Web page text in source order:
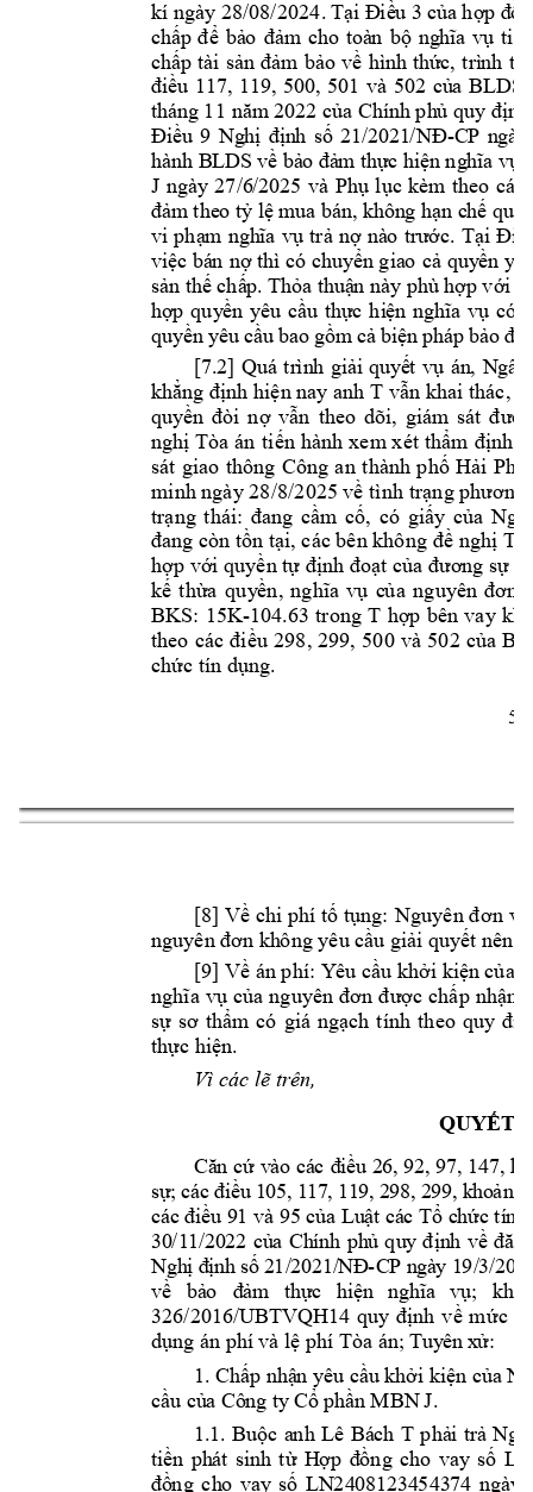
55
kí ngày 28/08/2024. Tại Điều 3 của hợp đồn
chấp để bảo đảm cho toàn bộ nghĩa vụ tiệ
chấp tài sản đảm bảo về hình thức, trình tự
điều 117, 119, 500, 501 và 502 của BLD
tháng 11 năm 2022 của Chính phủ quy địn
Điều 9 Nghị định số 21/2021/NĐ-CP ngày
hành BLDS về bảo đảm thực hiện nghĩa vụ.
J ngày 27/6/2025 và Phụ lục kèm theo cá
đảm theo tỷ lệ mua bán, không hạn chế quy
vi phạm nghĩa vụ trả nợ nào trước. Tại Điề
việc bán nợ thì có chuyển giao cả quyền y
sản thế chấp. Thỏa thuận này phù hợp với
hợp quyền yêu cầu thực hiện nghĩa vụ có
quyền yêu cầu bao gồm cả biện pháp bảo đả
[7.2] Quá trình giải quyết vụ án, Ngân
khẳng định hiện nay anh T vẫn khai thác,
quyền đòi nợ vẫn theo dõi, giám sát
nghị Tòa án tiến hành xem xét thẩm định.
sát giao thông Công an thành phố Hải
minh ngày 28/8/2025 về tình trạng
trạng thái: đang cầm cố, có giấy của
đang còn tồn tại, các bên không đề nghị T
hợp với quyền tự định đoạt của đương sự
kế thừa quyền, nghĩa vụ của nguyên đơn
BKS: 15K-104.63 trong T hợp bên vay k
theo các điều 298, 299, 500 và 502 của
chức tín dụng.
[8] Về chi phí tố tụng: Nguyên đơn
nguyên đơn không yêu cầu giải quyết nên
[9] Về án phí: Yêu cầu khởi kiện của
nghĩa vụ của nguyên đơn được chấp nhận
sự sơ thẩm có giá ngạch tính theo quy
thực hiện.
Vì các lẽ trên,
QUYẾT
Căn cứ vào các điều 26, 92, 97, 147, kh
sự; các điều 105, 117, 119, 298, 299, khoản
các điều 91 và 95 của Luật các Tổ chức tín
30/11/2022 của Chính phủ quy định về đă
Nghị định số 21/2021/NĐ-CP ngày 19/3/20
về bảo đảm thực hiện nghĩa vụ;
326/2016/UBTVQH14 quy định về mức
dụng án phí và lệ phí Tòa án; Tuyên xử:
1. Chấp nhận yêu cầu khởi kiện của Ng
cầu của Công ty Cổ phần MBN J.
1.1. Buộc anh Lê Bách T phải trả Ngâ
tiền phát sinh từ Hợp đồng cho vay số L
đồng cho vay số LN2408123454374 ngày